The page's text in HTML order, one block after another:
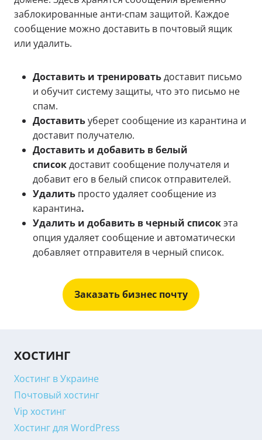
заблокированные анти-спам защитой. Каждое
сообщение можно доставить в почтовый ящик
или удалить.
Доставить и тренироватьдоставит письмо
и обучит систему защиты, что это письмо не
спам.
Доставитьуберет сообщение из карантина и
доставит получателю.
Доставить и добавить в белый
списокдоставит сообщение получателя и
добавит его в белый список отправителей.
Удалить просто удаляет сообщение из
карантина.
Удалить и добавить в черный списокэта
опция удаляет сообщение и автоматически
добавляет отправителя в черный список.
Заказать бизнес почту
ХОСТИНГ
Хостинг в Украине
Почтовый хостинг
Vip хостинг
Хостинг для WordPress